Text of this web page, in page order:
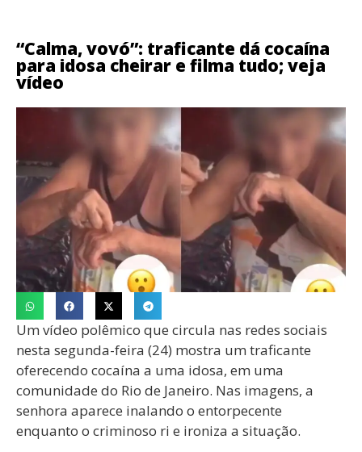
“Calma, vovó”: traficante dá cocaína
para idosa cheirar e filma tudo; veja
vídeo
Um vídeo polêmico que circula nas redes sociais
nesta segunda-feira (24) mostra um traficante
oferecendo cocaína a uma idosa, em uma
comunidade do Rio de Janeiro. Nas imagens, a
senhora aparece inalando o entorpecente
enquanto o criminoso ri e ironiza a situação.